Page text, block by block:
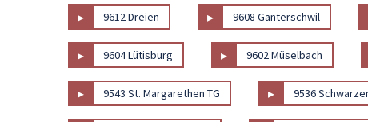
▸ 9612 Dreien ▸ 9608 Ganterschwil
▸ 9604 Lütisburg ▸ 9602 Müselbach
▸ 9543 St. Margarethen TG ▸ 9536